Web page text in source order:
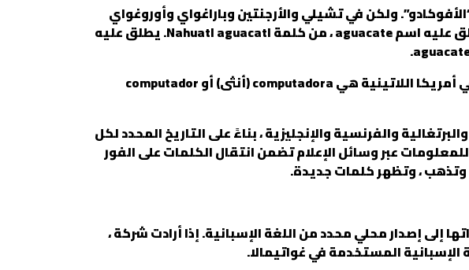
ولكن في تشيلي والأرجنتين وباراغواي وأوروغواي
يطلق عليه اسم بالتا (من كلمة Quechua Pallta). في المكسيك وأمريكا الوسطى ، يطلق عليه اسم aguacate ، من كلمة Nahuatl aguacatl. يطلق عليه
مثال آخر هو الكلمة الإسبانية للكمبيوتر: في إسبانيا ، الكلمة هي ordenador ، بينما في أمريكا اللاتينية هي computadora (أنثى) أو computador
والفرنسية والإنجليزية ، بناءً على التاريخ المحدد لكل
للمعلومات عبر وسائل الإعلام تضمن انتقال الكلمات على الفور
، وتظهر كلمات جديدة.
إصدار محلي محدد من اللغة الإسبانية. إذا أرادت شركة ،
المستخدمة في غواتيمالا.